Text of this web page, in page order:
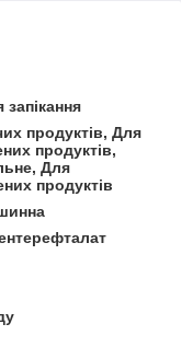
запікання
продуктів, Для
продуктів,
Для
продуктів